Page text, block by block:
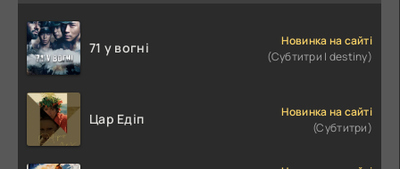
71 у вогні
Новинка на сайті
(Субтитри | destiny)
Цар Едіп
Новинка на сайті
(Субтитри)